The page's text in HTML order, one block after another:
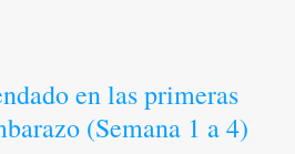
en las primeras
(Semana 1 a 4)